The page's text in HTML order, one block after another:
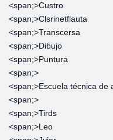
<span;>‎Custro
<span;>‎Clsrinetflauta
<span;>‎Transcersa
<span;>‎Dibujo
<span;>‎Puntura
<span;>‎
<span;>‎Escuela técnica de
<span;>‎
<span;>‎Tirds
<span;>‎Leo